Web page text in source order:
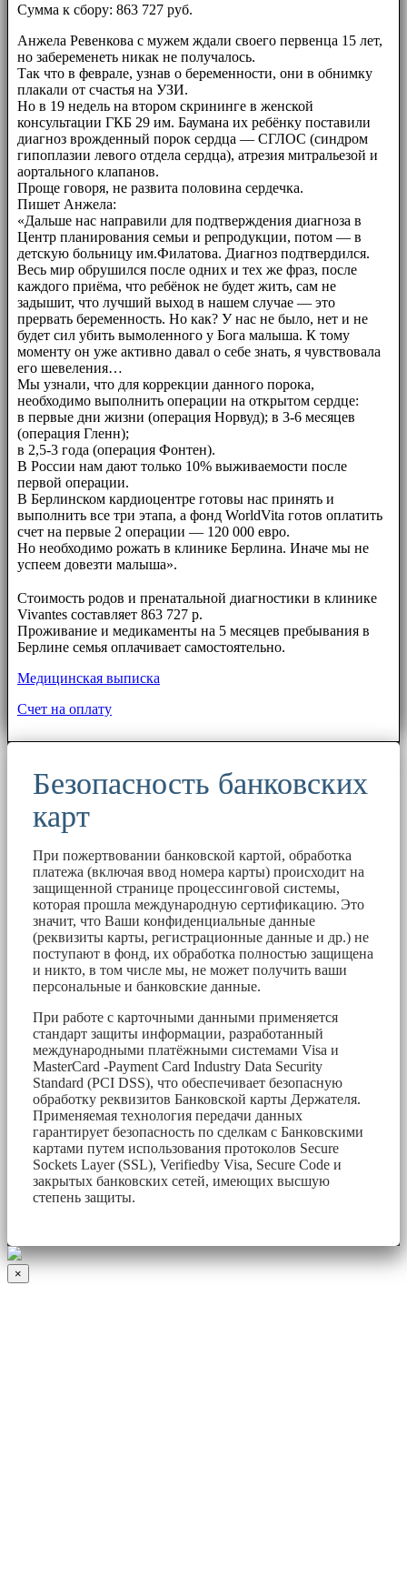
Сумма к сбору: 863 727 руб.
Анжела Ревенкова с мужем ждали своего первенца 15 лет,
но забеременеть никак не получалось.
Так что в феврале, узнав о беременности, они в обнимку
плакали от счастья на УЗИ.
Но в 19 недель на втором скрининге в женской
консультации ГКБ 29 им. Баумана их ребёнку поставили
диагноз врожденный порок сердца — СГЛОС (синдром
гипоплазии левого отдела сердца), атрезия митральезой и
аортального клапанов.
Проще говоря, не развита половина сердечка.
Пишет Анжела:
«Дальше нас направили для подтверждения диагноза в
Центр планирования семьи и репродукции, потом — в
детскую больницу им.Филатова. Диагноз подтвердился.
Весь мир обрушился после одних и тех же фраз, после
каждого приёма, что ребёнок не будет жить, сам не
задышит, что лучший выход в нашем случае — это
прервать беременность. Но как? У нас не было, нет и не
будет сил убить вымоленного у Бога малыша. К тому
моменту он уже активно давал о себе знать, я чувствовала
его шевеления…
Мы узнали, что для коррекции данного порока,
необходимо выполнить операции на открытом сердце:
в первые дни жизни (операция Норвуд); в 3-6 месяцев
(операция Гленн);
в 2,5-3 года (операция Фонтен).
В России нам дают только 10% выживаемости после
первой операции.
В Берлинском кардиоцентре готовы нас принять и
выполнить все три этапа, а фонд WorldVita готов оплатить
счет на первые 2 операции — 120 000 евро.
Но необходимо рожать в клинике Берлина. Иначе мы не
успеем довезти малыша».
Стоимость родов и пренатальной диагностики в клинике
Vivantes составляет 863 727 р.
Проживание и медикаменты на 5 месяцев пребывания в
Берлине семья оплачивает самостоятельно.
Медицинская выписка
Счет на оплату
Безопасность банковских
карт
При пожертвовании банковской картой, обработка
платежа (включая ввод номера карты) происходит на
защищенной странице процессинговой системы,
которая прошла международную сертификацию. Это
значит, что Ваши конфиденциальные данные
(реквизиты карты, регистрационные данные и др.) не
поступают в фонд, их обработка полностью защищена
и никто, в том числе мы, не может получить ваши
персональные и банковские данные.
При работе с карточными данными применяется
стандарт защиты информации, разработанный
международными платёжными системами Visa и
MasterCard -Payment Card Industry Data Security
Standard (PCI DSS), что обеспечивает безопасную
обработку реквизитов Банковской карты Держателя.
Применяемая технология передачи данных
гарантирует безопасность по сделкам с Банковскими
картами путем использования протоколов Secure
Sockets Layer (SSL), Verifiedby Visa, Secure Code и
закрытых банковских сетей, имеющих высшую
степень защиты.
×